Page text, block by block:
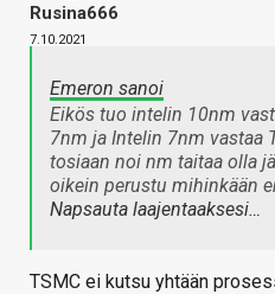
Rusina666
7.10.2021
Emeron sanoi
Eikös tuo intelin 10nm
7nm ja Intelin 7nm vastaa
tosiaan noi nm taitaa olla
oikein perustu mihinkään
Napsauta laajentaaksesi…
TSMC ei kutsu yhtään